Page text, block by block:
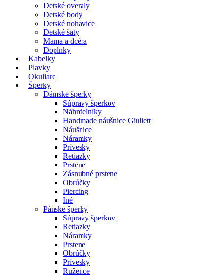
Detské overaly
Detské body
Detské nohavice
Detské šaty
Mama a dcéra
Doplnky
Kabelky
Plavky
Okuliare
Šperky
Dámske šperky
Súpravy šperkov
Náhrdelníky
Handmade náušnice Giuliett
Náušnice
Náramky
Prívesky
Retiazky
Prstene
Zásnubné prstene
Obrúčky
Piercing
Iné
Pánske šperky
Súpravy šperkov
Retiazky
Náramky
Prstene
Obrúčky
Prívesky
Ružence